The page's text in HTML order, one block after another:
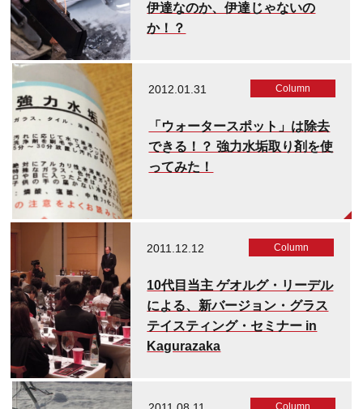
伊達なのか、伊達じゃないの
か！？
2012.01.31 Column
「ウォータースポット」は除去
できる！？ 強力水垢取り剤を使
ってみた！
2011.12.12 Column
10代目当主 ゲオルグ・リーデル
による、新バージョン・グラス
テイスティング・セミナー in
Kagurazaka
Column